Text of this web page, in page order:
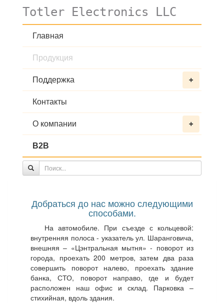
Totler Electronics LLC
Главная
Продукция
+
Поддержка
Контакты
+
О компании
B2B
Добраться до нас можно следующими
способами.
На автомобиле. При съезде с кольцевой:
внутренняя полоса - указатель ул. Шаранговича,
внешняя – «Цэнтральная мытня» - поворот из
города, проехать 200 метров, затем два раза
совершить поворот налево, проехать здание
банка, СТО, поворот направо, где и будет
расположен наш офис и склад. Парковка –
стихийная, вдоль здания.